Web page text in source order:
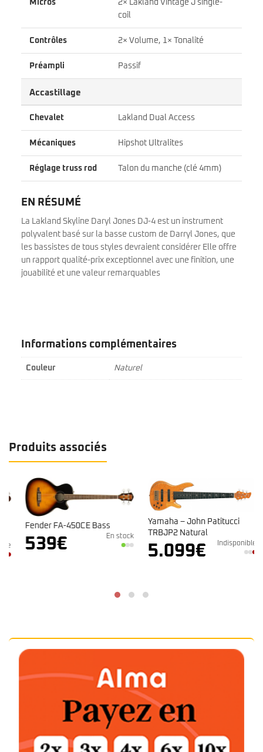
Micros
2× Lakland Vintage J single-
coil
Contrôles 2× Volume, 1× Tonalité
Préampli Passif
Accastillage
Chevalet Lakland Dual Access
Mécaniques Hipshot Ultralites
Réglage truss rod Talon du manche (clé 4mm)
EN RÉSUMÉ
La Lakland Skyline Daryl Jones DJ-4 est un instrument
polyvalent basé sur la basse custom de Darryl Jones, que
les bassistes de tous styles devraient considérer Elle offre
un rapport qualité-prix exceptionnel avec une finition, une
jouabilité et une valeur remarquables
Informations complémentaires
Couleur Naturel
Produits associés
Fender FA-450CE Bass
539€ En stock
Yamaha – John Patitucci
TRBJP2 Natural
5.099€ Indisponible